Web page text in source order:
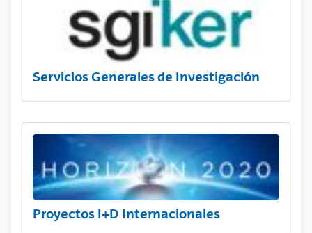
Servicios Generales de Investigación
Proyectos I+D Internacionales